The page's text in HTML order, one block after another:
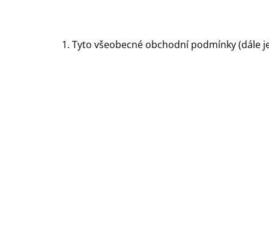
1. Tyto všeobecné obchodní podmínky (dále